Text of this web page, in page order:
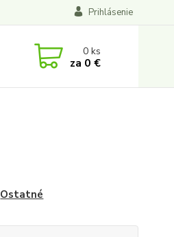
Prihlásenie
0ks
za 0 €
Ostatné